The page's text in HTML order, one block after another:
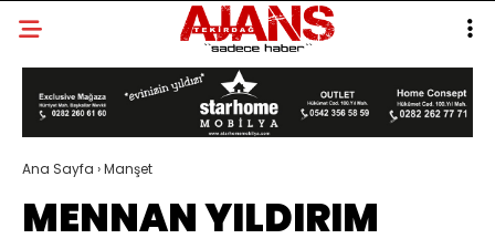
Ana Sayfa ›Manşet
MENNAN YILDIRIM